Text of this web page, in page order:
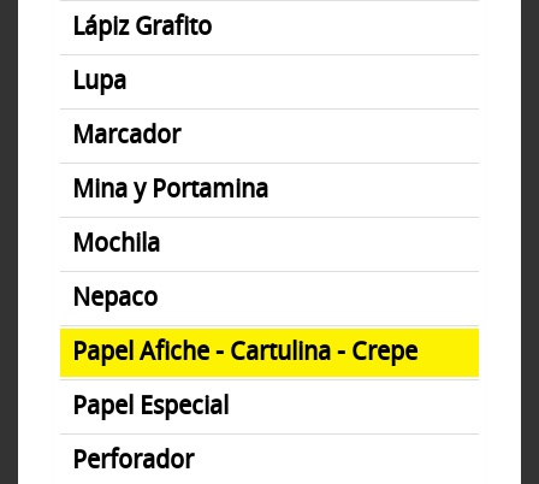
Lápiz Grafito
Lupa
Marcador
Mina y Portamina
Mochila
Nepaco
Papel Afiche - Cartulina - Crepe
Papel Especial
Perforador